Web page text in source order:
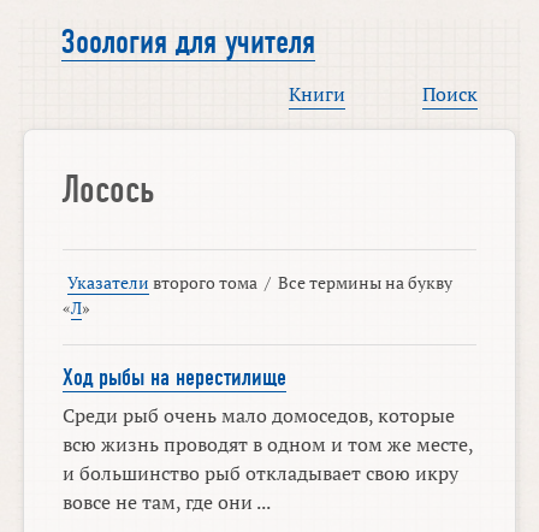
Зоология для учителя
Книги Поиск
Лосось
Указатели второго тома / Все термины на букву
«Л»
Ход рыбы на нерестилище
Среди рыб очень мало домоседов, которые
всю жизнь проводят в одном и том же месте,
и большинство рыб откладывает свою икру
вовсе не там, где они ...